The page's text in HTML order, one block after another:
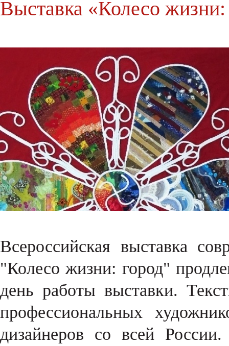
Выставка «Колесо
Всероссийская выставка
"Колесо жизни: город"
день работы выставки.
профессиональных
дизайнеров со всей